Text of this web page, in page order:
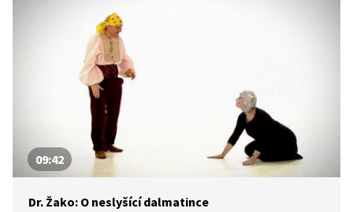
09:42
Dr. Žako: O neslyšící dalmatince